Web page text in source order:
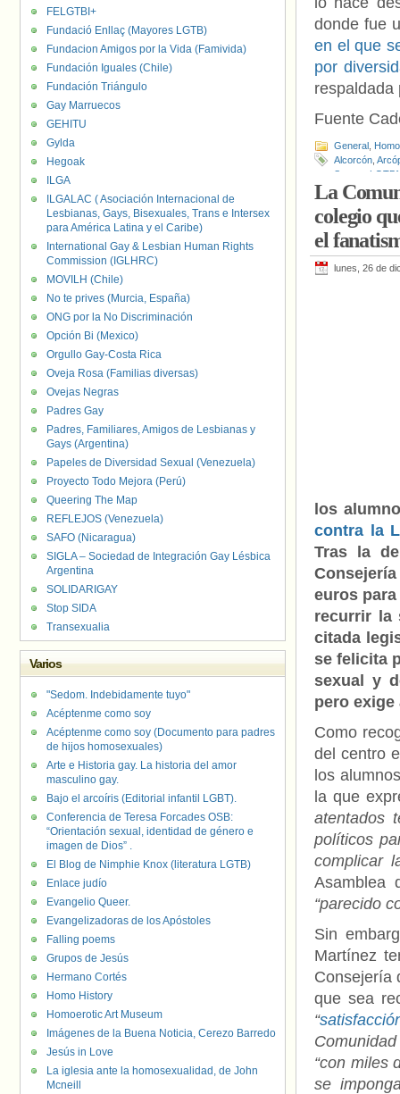
donde fue
en el que
por
respaldada
Fuente
General
Alcorcón
Santos
La
colegio
el
lunes, 26 de
los
contra la
Tras la
euros
recurrir la
citada
se felicita
sexual y
pero exige
Como
del centro
los
la que
atentados
políticos
complicar
Asamblea
“parecido
Sin
Martínez
Consejería
que sea
“
“con miles
se
FELGTBI+
Fundació Enllaç (Mayores LGTB)
Fundacion Amigos por la Vida (Famivida)
Fundación Iguales (Chile)
Fundación Triángulo
Gay Marruecos
GEHITU
Gylda
Hegoak
ILGA
ILGALAC ( Asociación Internacional de
Lesbianas, Gays, Bisexuales, Trans e Intersex
para América Latina y el Caribe)
International Gay & Lesbian Human Rights
Commission (IGLHRC)
MOVILH (Chile)
No te prives (Murcia, España)
ONG por la No Discriminación
Opción Bi (Mexico)
Orgullo Gay-Costa Rica
Oveja Rosa (Familias diversas)
Ovejas Negras
Padres Gay
Padres, Familiares, Amigos de Lesbianas y
Gays (Argentina)
Papeles de Diversidad Sexual (Venezuela)
Proyecto Todo Mejora (Perú)
Queering The Map
REFLEJOS (Venezuela)
SAFO (Nicaragua)
SIGLA – Sociedad de Integración Gay Lésbica
Argentina
SOLIDARIGAY
Stop SIDA
Transexualia
Varios
"Sedom. Indebidamente tuyo"
Acéptenme como soy
Acéptenme como soy (Documento para padres
de hijos homosexuales)
Arte e Historia gay. La historia del amor
masculino gay.
Bajo el arcoíris (Editorial infantil LGBT).
Conferencia de Teresa Forcades OSB:
“Orientación sexual, identidad de género e
imagen de Dios” .
El Blog de Nimphie Knox (literatura LGTB)
Enlace judío
Evangelio Queer.
Evangelizadoras de los Apóstoles
Falling poems
Grupos de Jesús
Hermano Cortés
Homo History
Homoerotic Art Museum
Imágenes de la Buena Noticia, Cerezo Barredo
Jesús in Love
La iglesia ante la homosexualidad, de John
Mcneill